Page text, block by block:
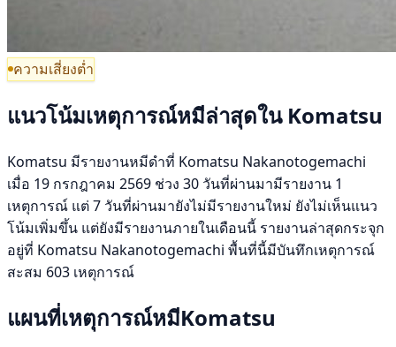
ความเสี่ยงต่ำ
แนวโน้มเหตุการณ์หมีล่าสุดใน Komatsu
Komatsu มีรายงานหมีดำที่ Komatsu Nakanotogemachi
เมื่อ 19 กรกฎาคม 2569 ช่วง 30 วันที่ผ่านมามีรายงาน 1
เหตุการณ์ แต่ 7 วันที่ผ่านมายังไม่มีรายงานใหม่ ยังไม่เห็นแนว
โน้มเพิ่มขึ้น แต่ยังมีรายงานภายในเดือนนี้ รายงานล่าสุดกระจุก
อยู่ที่ Komatsu Nakanotogemachi พื้นที่นี้มีบันทึกเหตุการณ์
สะสม 603 เหตุการณ์
แผนที่เหตุการณ์หมีKomatsu